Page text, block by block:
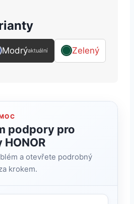
Modrýaktuální Zelený
podpory pro
a otevřete podrobný
krokem.